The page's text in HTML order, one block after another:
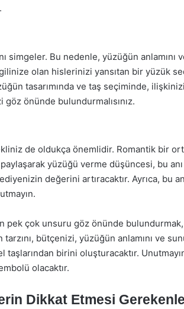
simgeler. Bu nedenle, yüzüğün anlamını
olan hislerinizi yansıtan bir yüzük
tasarımında ve taş seçiminde,
önünde bulundurmalısınız.
de oldukça önemlidir. Romantik bir
yüzüğü verme düşüncesi, bu
değerini artıracaktır. Ayrıca, bu
pek çok unsuru göz önünde
bütçenizi, yüzüğün anlamını ve
birini oluşturacaktır.
olacaktır.
Dikkat Etmesi